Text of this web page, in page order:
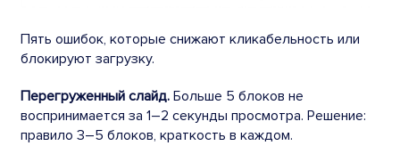
Пять ошибок, которые снижают кликабельность или
блокируют загрузку.
Перегруженный слайд. Больше 5 блоков не
воспринимается за 1–2 секунды просмотра. Решение:
правило 3–5 блоков, краткость в каждом.